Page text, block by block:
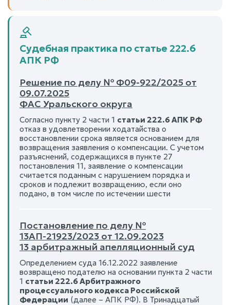
Судебная практика по статье 222.6
АПК РФ
Решение по делу № Ф09-922/2025 от
09.07.2025
ФАС Уральского округа
Согласно пункту 2 части 1 статьи 222.6 АПК РФ
отказ в удовлетворении ходатайства о
восстановлении срока является основанием для
возвращения заявления о компенсации. С учетом
разъяснений, содержащихся в пункте 27
постановления 11, заявление о компенсации
считается поданным с нарушением порядка и
сроков и подлежит возвращению, если оно
подано, в том числе по истечении шести
Постановление по делу №
13АП-21923/2023 от 12.09.2023
13 арбитражный апелляционный суд
Определением суда 16.12.2022 заявление
возвращено подателю на основании пункта 2 части
1 статьи 222.6 Арбитражного
процессуального кодекса Российской
Федерации (далее – АПК РФ). В Тринадцатый